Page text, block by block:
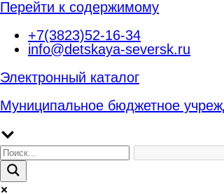
Перейти к содержимому
+7(3823)52-16-34
info@detskaya-seversk.ru
Электронный каталог
Муниципальное бюджетное